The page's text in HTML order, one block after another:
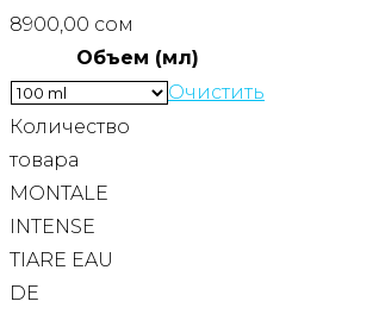
8900,00 сом
Объем (мл)
Очистить
Количество
товара
MONTALE
INTENSE
TIARE EAU
DE